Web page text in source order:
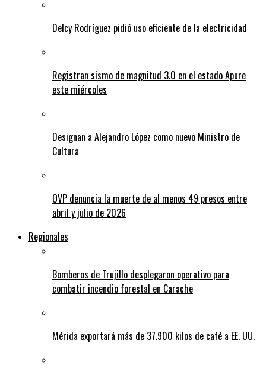
Delcy Rodríguez pidió uso eficiente de la electricidad
Registran sismo de magnitud 3.0 en el estado Apure
este miércoles
Designan a Alejandro López como nuevo Ministro de
Cultura
OVP denuncia la muerte de al menos 49 presos entre
abril y julio de 2026
Regionales
Bomberos de Trujillo desplegaron operativo para
combatir incendio forestal en Carache
Mérida exportará más de 37.900 kilos de café a EE. UU.